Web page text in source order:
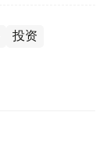
投资